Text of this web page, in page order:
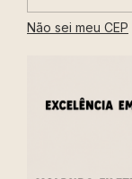
Não sei meu CEP